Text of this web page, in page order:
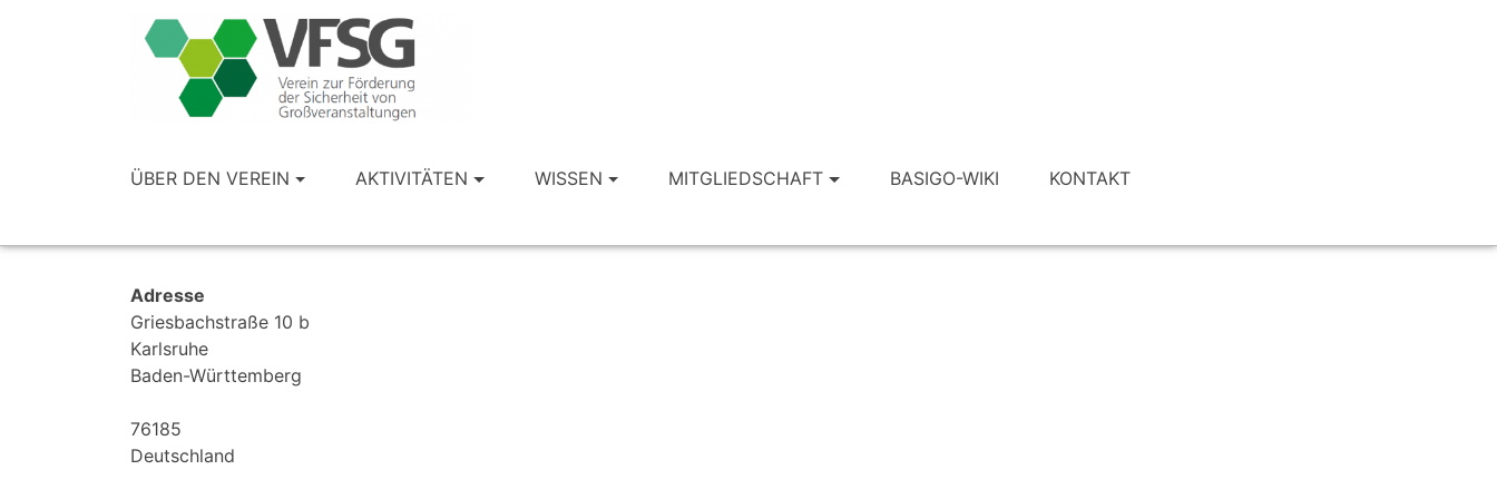
ÜBER DEN VEREIN AKTIVITÄTEN WISSEN MITGLIEDSCHAFT BASIGO-WIKI KONTAKT
Adresse
Griesbachstraße 10 b
Karlsruhe
Baden-Württemberg
76185
Deutschland